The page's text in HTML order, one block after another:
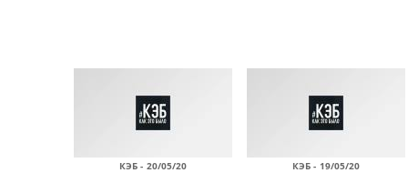
КЭБ - 20/05/20 КЭБ - 19/05/20